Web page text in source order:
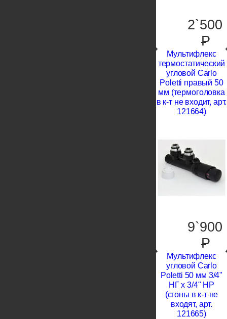
2`500
P
Мультифлекс
термостатический
угловой Carlo
Poletti правый 50
мм (термоголовка
в к-т не входит, арт.
121664)
9`900
P
Мультифлекс
угловой Carlo
Poletti 50 мм 3/4"
НГ х 3/4" НР
(сгоны в к-т не
входят, арт.
121665)